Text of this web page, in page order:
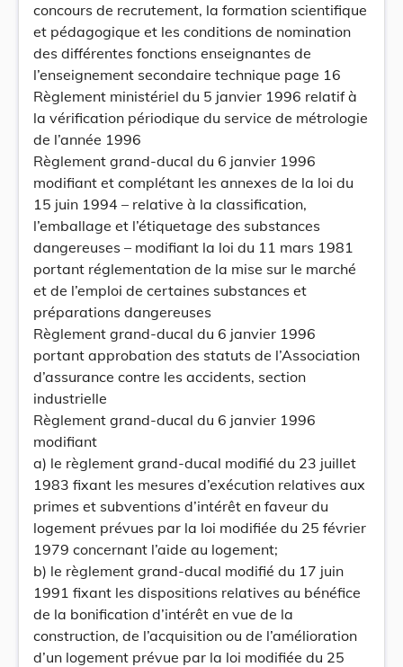
concours de recrutement, la formation scientifique
et pédagogique et les conditions de nomination
des différentes fonctions enseignantes de
l’enseignement secondaire technique page 16
Règlement ministériel du 5 janvier 1996 relatif à
la vérification périodique du service de métrologie
de l’année 1996
Règlement grand-ducal du 6 janvier 1996
modifiant et complétant les annexes de la loi du
15 juin 1994 – relative à la classification,
l’emballage et l’étiquetage des substances
dangereuses – modifiant la loi du 11 mars 1981
portant réglementation de la mise sur le marché
et de l’emploi de certaines substances et
préparations dangereuses
Règlement grand-ducal du 6 janvier 1996
portant approbation des statuts de l’Association
d’assurance contre les accidents, section
industrielle
Règlement grand-ducal du 6 janvier 1996
modifiant
a) le règlement grand-ducal modifié du 23 juillet
1983 fixant les mesures d’exécution relatives aux
primes et subventions d’intérêt en faveur du
logement prévues par la loi modifiée du 25 février
1979 concernant l’aide au logement;
b) le règlement grand-ducal modifié du 17 juin
1991 fixant les dispositions relatives au bénéfice
de la bonification d’intérêt en vue de la
construction, de l’acquisition ou de l’amélioration
d’un logement prévue par la loi modifiée du 25